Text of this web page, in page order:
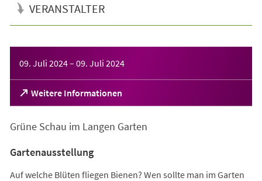
VERANSTALTER
09. Juli 2024– 09. Juli 2024
Weitere Informationen
(Öffnet
in
neuen
Grüne Schau im Langen Garten
Gartenausstellung
Auf welche Blüten fliegen Bienen? Wen sollte man im Garten